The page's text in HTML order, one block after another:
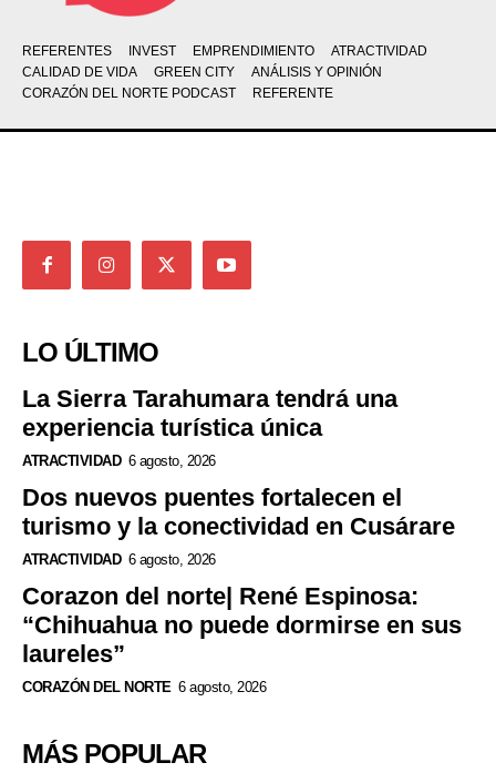
REFERENTES INVEST EMPRENDIMIENTO
ATRACTIVIDAD
CALIDAD DE VIDA
GREEN CITY
ANÁLISIS Y OPINIÓN
CORAZÓN DEL NORTE PODCAST
REFERENTE
LO ÚLTIMO
La Sierra Tarahumara tendrá una
experiencia turística única
ATRACTIVIDAD 6 agosto, 2026
Dos nuevos puentes fortalecen el
turismo y la conectividad en Cusárare
ATRACTIVIDAD 6 agosto, 2026
Corazon del norte| René Espinosa:
“Chihuahua no puede dormirse en sus
laureles”
CORAZÓN DEL NORTE 6 agosto, 2026
MÁS POPULAR